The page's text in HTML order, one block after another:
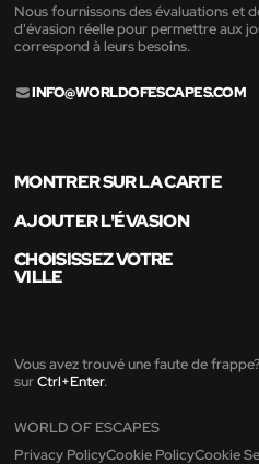
Nous fournissons des évaluations et
d'évasion réelle pour permettre aux
correspond à leurs besoins.
INFO@WORLDOFESCAPES.COM
MONTRER SUR LA CARTE
AJOUTER L'ÉVASION
CHOISISSEZ VOTRE
VILLE
Vous avez trouvé une faute de
surCtrl+Enter.
WORLD OF ESCAPES
Privacy PolicyCookie PolicyCookie